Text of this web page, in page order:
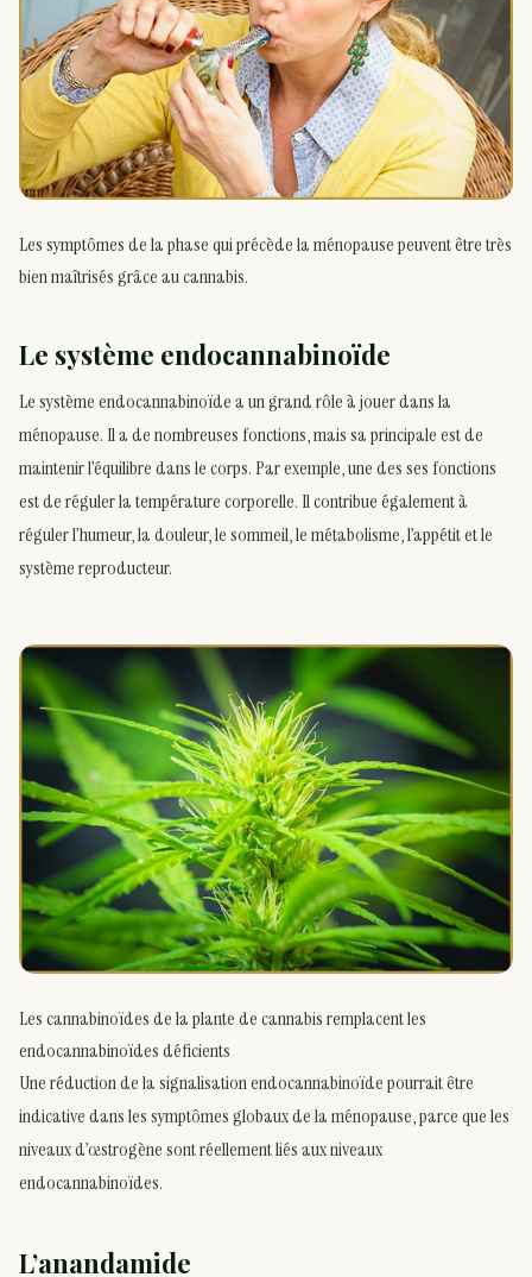
Les symptômes de la phase qui précède la ménopause peuvent être très
bien maîtrisés grâce au cannabis.
Le système endocannabinoïde
Le système endocannabinoïde a un grand rôle à jouer dans la
ménopause. Il a de nombreuses fonctions, mais sa principale est de
maintenir l’équilibre dans le corps. Par exemple, une des ses fonctions
est de réguler la température corporelle. Il contribue également à
réguler l’humeur, la douleur, le sommeil, le métabolisme, l’appétit et le
système reproducteur.
Les cannabinoïdes de la plante de cannabis remplacent les
endocannabinoïdes déficients
Une réduction de la signalisation endocannabinoïde pourrait être
indicative dans les symptômes globaux de la ménopause, parce que les
niveaux d’œstrogène sont réellement liés aux niveaux
endocannabinoïdes.
L’anandamide